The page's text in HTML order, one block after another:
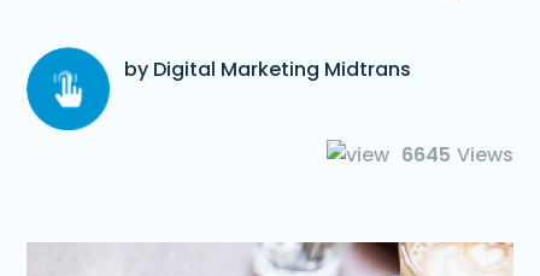
by Digital Marketing Midtrans
6645 Views